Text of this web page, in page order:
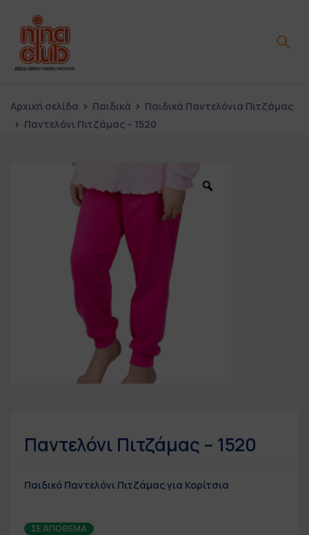
Αρχική σελίδα Παιδικά
Παιδικά Παντελόνια Πιτζάμας
Παντελόνι Πιτζάμας – 1520
Παντελόνι Πιτζάμας – 1520
Παιδικό Παντελόνι Πιτζάμας για Κορίτσια
ΣΕ ΑΠΌΘΕΜΑ